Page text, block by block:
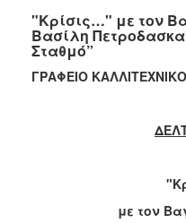
2022
2021
2020
"Κρίσις…" με τον
Βασίλη
Σταθμό”
ΓΡΑΦΕΙΟ
με τον